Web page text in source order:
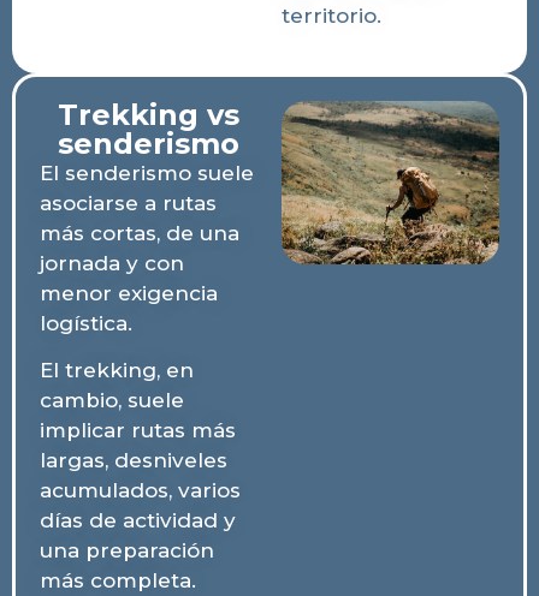
territorio.
Trekking vs
senderismo
El senderismo suele
asociarse a rutas
más cortas, de una
jornada y con
menor exigencia
logística.
El trekking, en
cambio, suele
implicar rutas más
largas, desniveles
acumulados, varios
días de actividad y
una preparación
más completa.